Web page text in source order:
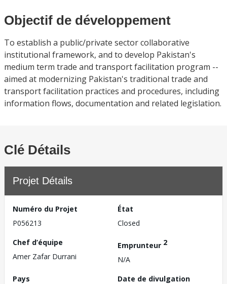
Objectif de développement
To establish a public/private sector collaborative
institutional framework, and to develop Pakistan's
medium term trade and transport facilitation program --
aimed at modernizing Pakistan's traditional trade and
transport facilitation practices and procedures, including
information flows, documentation and related legislation.
Clé Détails
Projet Détails
Numéro du Projet
P056213
État
Closed
Chef d’équipe
Amer Zafar Durrani
Emprunteur 2
N/A
Pays
Date de divulgation